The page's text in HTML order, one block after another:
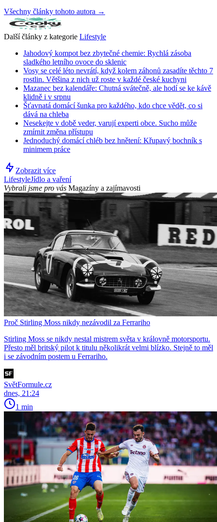
Všechny články tohoto autora →
Další články z kategorie Lifestyle
Jahodový kompot bez zbytečné chemie: Rychlá zásoba
sladkého letního ovoce do sklenic
Vosy se celé léto nevrátí, když kolem záhonů zasadíte těchto 7
rostlin. Většina z nich už roste v každé české kuchyni
Mazanec bez kalendáře: Chutná svátečně, ale hodí se ke kávě
klidně i v srpnu
Šťavnatá domácí šunka pro každého, kdo chce vědět, co si
dává na chleba
Nesekejte v době veder, varují experti obce. Sucho může
zmírnit změna přístupu
Jednoduchý domácí chléb bez hnětení: Křupavý bochník s
minimem práce
Zobrazit více
LifestyleJídlo a vaření
Vybrali jsme pro vás Magazíny a zajímavosti
Proč Stirling Moss nikdy nezávodil za Ferrariho
Stirling Moss se nikdy nestal mistrem světa v královně motorsportu.
Přesto měl britský pilot k titulu několikrát velmi blízko. Stejně to měl
i se závodním postem u Ferrariho.
SvětFormule.cz
dnes, 21:24
1 min